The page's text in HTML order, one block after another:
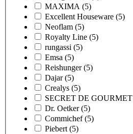
MAXIMA (5)
Excellent Houseware (5)
Neoflam (5)
Royalty Line (5)
rungassi (5)
Emsa (5)
Reishunger (5)
Dajar (5)
Crealys (5)
SECRET DE GOURMET
Dr. Oetker (5)
Commichef (5)
Piebert (5)